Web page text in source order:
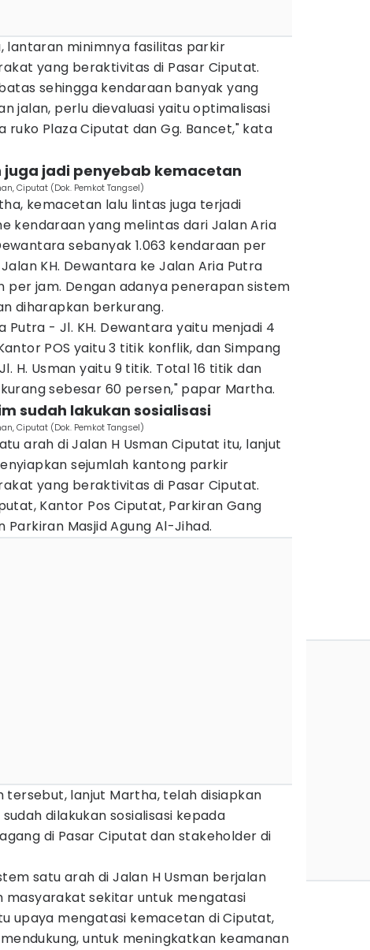
lantaran minimnya fasilitas parkir
yang beraktivitas di Pasar Ciputat.
sehingga kendaraan banyak yang
jalan, perlu dievaluasi yaitu optimalisasi
ruko Plaza Ciputat dan Gg. Bancet," kata
juga jadi penyebab kemacetan
Ciputat (Dok. Pemkot Tangsel)
kemacetan lalu lintas juga terjadi
kendaraan yang melintas dari Jalan Aria
sebanyak 1.063 kendaraan per
KH. Dewantara ke Jalan Aria Putra
per jam. Dengan adanya penerapan sistem
diharapkan berkurang.
Putra - Jl. KH. Dewantara yaitu menjadi 4
POS yaitu 3 titik konflik, dan Simpang
H. Usman yaitu 9 titik. Total 16 titik dan
sebesar 60 persen," papar Martha.
sudah lakukan sosialisasi
Ciputat (Dok. Pemkot Tangsel)
arah di Jalan H Usman Ciputat itu, lanjut
sejumlah kantong parkir
yang beraktivitas di Pasar Ciputat.
Kantor Pos Ciputat, Parkiran Gang
Parkiran Masjid Agung Al-Jihad.
tersebut, lanjut Martha, telah disiapkan
dilakukan sosialisasi kepada
di Pasar Ciputat dan stakeholder di
satu arah di Jalan H Usman berjalan
masyarakat sekitar untuk mengatasi
upaya mengatasi kemacetan di Ciputat,
untuk meningkatkan keamanan